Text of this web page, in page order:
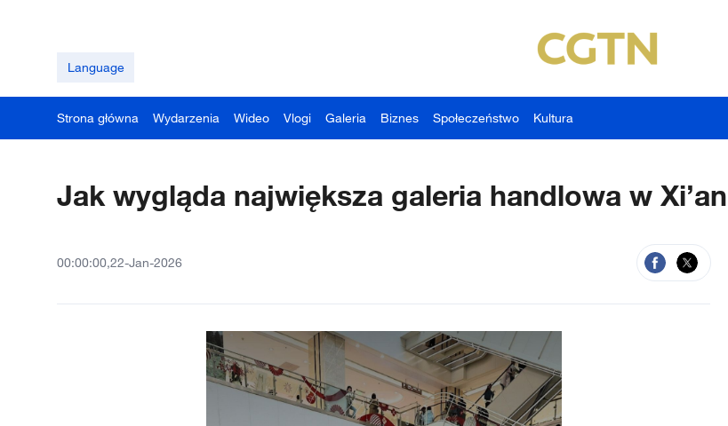
Language
Strona główna Wydarzenia Wideo Vlogi Galeria Biznes Społeczeństwo Kultura
Jak wygląda największa galeria handlowa w
00:00:00,22-Jan-2026